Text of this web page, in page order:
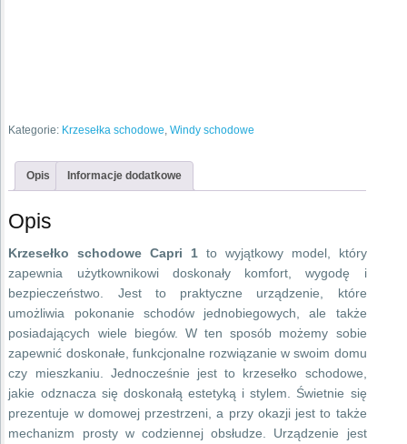
Kategorie: Krzesełka schodowe,Windy schodowe
Opis Informacje dodatkowe
Opis
Krzesełko schodowe Capri 1 to wyjątkowy model, który
zapewnia użytkownikowi doskonały komfort, wygodę i
bezpieczeństwo. Jest to praktyczne urządzenie, które
umożliwia pokonanie schodów jednobiegowych, ale także
posiadających wiele biegów. W ten sposób możemy sobie
zapewnić doskonałe, funkcjonalne rozwiązanie w swoim domu
czy mieszkaniu. Jednocześnie jest to krzesełko schodowe,
jakie odznacza się doskonałą estetyką i stylem. Świetnie się
prezentuje w domowej przestrzeni, a przy okazji jest to także
mechanizm prosty w codziennej obsłudze. Urządzenie jest